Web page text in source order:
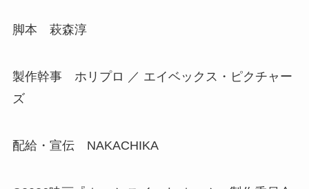
脚本 萩森淳
製作幹事 ホリプロ ／ エイベックス・ピクチャー
ズ
配給・宣伝 NAKACHIKA